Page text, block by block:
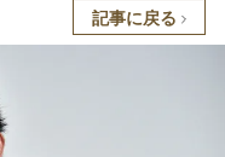
記事に戻る